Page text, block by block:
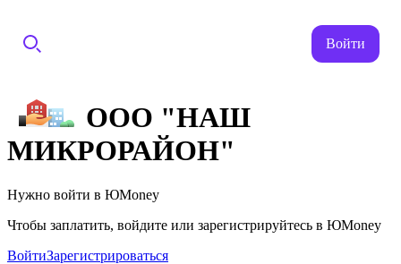
Войти
ООО "НАШ
МИКРОРАЙОН"
Нужно войти в ЮMoney
Чтобы заплатить, войдите или зарегистрируйтесь в ЮMoney
ВойтиЗарегистрироваться